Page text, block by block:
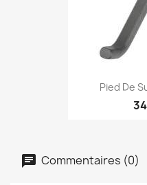
Pied De
Commentaires (0)